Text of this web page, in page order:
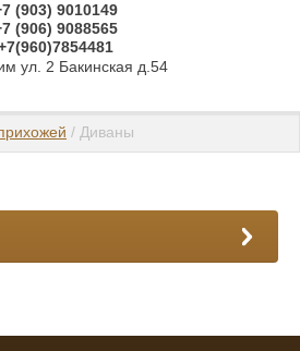
(903) 9010149
(906) 9088565
ул. 2 Бакинская д.54
/ Диваны